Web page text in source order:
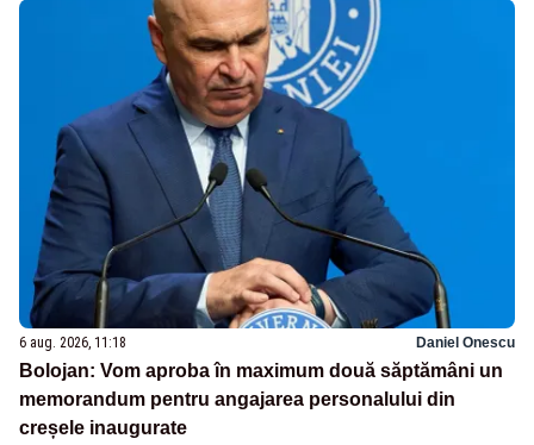
6 aug. 2026, 11:18 Daniel Onescu
Bolojan: Vom aproba în maximum două săptămâni un
memorandum pentru angajarea personalului din
creșele inaugurate